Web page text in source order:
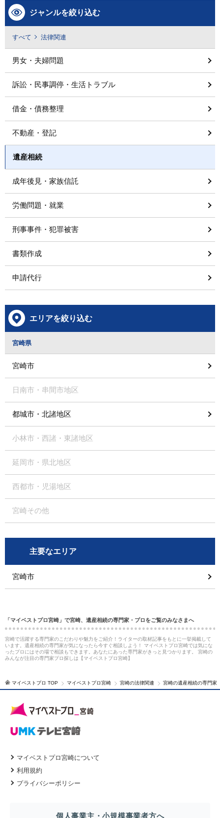
ジャンルを絞り込む
すべて 法律関連
男女・夫婦問題
訴訟・民事調停・生活トラブル
借金・債務整理
不動産・登記
遺産相続
成年後見・家族信託
労働問題・就業
刑事事件・犯罪被害
書類作成
申請代行
エリアを絞り込む
宮崎県
宮崎市
日南市・串間市地区
都城市・北諸地区
小林市・西諸・東諸地区
延岡市・県北地区
西都市・児湯地区
宮崎その他
主要なエリア
宮崎市
「マイベストプロ宮崎」で宮崎、遺産相続の専門家・プロをご覧のみなさまへ
宮崎で活躍する専門家のこだわりや魅力をご紹介！ライターの取材記事をもとに一挙掲載して
います。遺産相続の専門家が気になったら今すぐ相談しよう！ マイベストプロ宮崎では気にな
ったプロにはその場で相談もできます。あなたにあった専門家がきっと見つかります。 宮崎の
みんなが注目の専門家プロ探しは【マイベストプロ宮崎】
マイベストプロ TOP マイベストプロ宮崎 宮崎の法律関連 宮崎の遺産相続の専門家
マイベストプロ宮崎について
利用規約
プライバシーポリシー
個人事業主・小規模事業者方へ